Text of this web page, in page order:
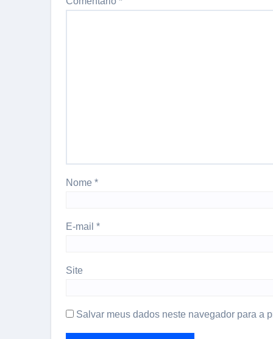
Nome *
E-mail *
Site
Salvar meus dados neste navegador para a